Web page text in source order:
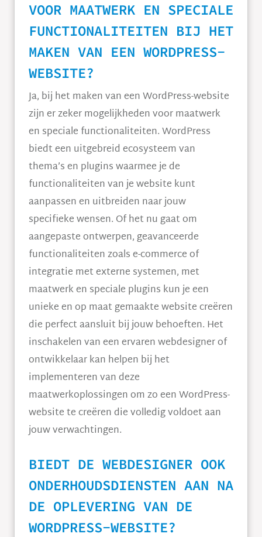
VOOR MAATWERK EN SPECIALE
FUNCTIONALITEITEN BIJ HET
MAKEN VAN EEN WORDPRESS-
WEBSITE?
Ja, bij het maken van een WordPress-website
zijn er zeker mogelijkheden voor maatwerk
en speciale functionaliteiten. WordPress
biedt een uitgebreid ecosysteem van
thema’s en plugins waarmee je de
functionaliteiten van je website kunt
aanpassen en uitbreiden naar jouw
specifieke wensen. Of het nu gaat om
aangepaste ontwerpen, geavanceerde
functionaliteiten zoals e-commerce of
integratie met externe systemen, met
maatwerk en speciale plugins kun je een
unieke en op maat gemaakte website creëren
die perfect aansluit bij jouw behoeften. Het
inschakelen van een ervaren webdesigner of
ontwikkelaar kan helpen bij het
implementeren van deze
maatwerkoplossingen om zo een WordPress-
website te creëren die volledig voldoet aan
jouw verwachtingen.
BIEDT DE WEBDESIGNER OOK
ONDERHOUDSDIENSTEN AAN NA
DE OPLEVERING VAN DE
WORDPRESS-WEBSITE?